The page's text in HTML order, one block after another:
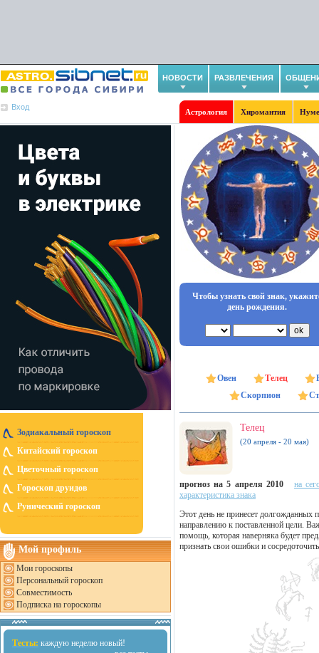
НОВОСТИ РАЗВЛЕЧЕНИЯ
Вход
Астрология Хиромантия
Зодиакальный гороскоп
Китайский гороскоп
Цветочный гороскоп
Гороскоп друидов
Рунический гороскоп
Мой профиль
Мои гороскопы
Персональный гороскоп
Совместимость
Подписка на гороскопы
Тесты: каждую неделю новый!
Чтобы узнать свой знак,
день рождения.
Овен Телец
Скорпион
Телец
(20 апреля - 20 мая)
прогноз на 5 апреля 2010
на
характеристика знака
Этот день не принесет долгожданных
направлению к поставленной цели.
помощь, которая наверняка будет
признать свои ошибки и